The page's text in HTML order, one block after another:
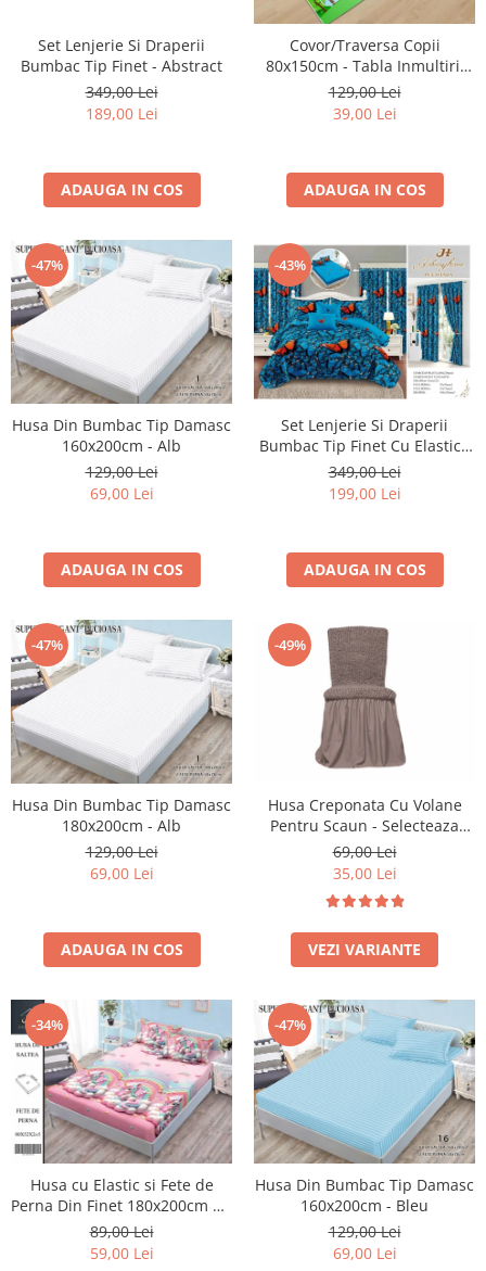
Cearceaf normal 6 piese
Lenjerii Catifea
Cearceaf cu elastic
Bumbac Neted Nesatinat
Bumbac 100%
Lenjerii Satin Premium
Lenjerii Jacquard
Lenjerii Matase
Lenjerii Creponate
Lenjerii pentru PASTE
Set Lenjerie + Draperii Pat Dublu
Huse De Pat Tricotate 180x200cm
Huse Impermeabile
Huse Impermeabile 160x200cm
Set Lenjerie Si Draperii
Bumbac Tip Finet - Abstract
349,00 Lei
189,00 Lei
ADAUGA IN COS
Covor/Traversa Copii
80x150cm - Tabla Inmultirii
Colorata
129,00 Lei
39,00 Lei
ADAUGA IN COS
-47%
Husa Din Bumbac Tip Damasc
160x200cm - Alb
129,00 Lei
69,00 Lei
ADAUGA IN COS
-43%
Set Lenjerie Si Draperii
Bumbac Tip Finet Cu Elastic -
Dansul Fluturilor
349,00 Lei
199,00 Lei
ADAUGA IN COS
-47%
Husa Din Bumbac Tip Damasc
180x200cm - Alb
129,00 Lei
69,00 Lei
ADAUGA IN COS
-49%
Husa Creponata Cu Volane
Pentru Scaun - Selecteaza
Culoarea Dorita
69,00 Lei
35,00 Lei
VEZI VARIANTE
-34%
Husa cu Elastic si Fete de
Perna Din Finet 180x200cm 5D
- Roz Cu Unicorni Pe Norisori
89,00 Lei
59,00 Lei
-47%
Husa Din Bumbac Tip Damasc
160x200cm - Bleu
129,00 Lei
69,00 Lei